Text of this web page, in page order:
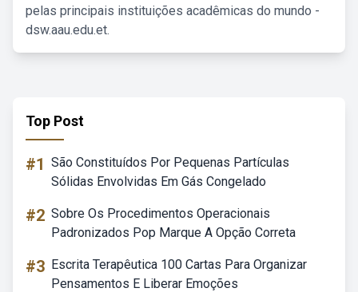
pelas principais instituições acadêmicas do mundo -
dsw.aau.edu.et.
Top Post
#1 São Constituídos Por Pequenas Partículas
Sólidas Envolvidas Em Gás Congelado
#2 Sobre Os Procedimentos Operacionais
Padronizados Pop Marque A Opção Correta
#3 Escrita Terapêutica 100 Cartas Para Organizar
Pensamentos E Liberar Emoções